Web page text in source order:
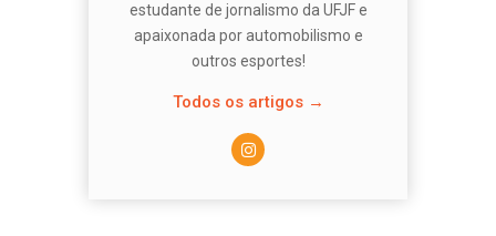
estudante de jornalismo da UFJF e
apaixonada por automobilismo e
outros esportes!
Todos os artigos →